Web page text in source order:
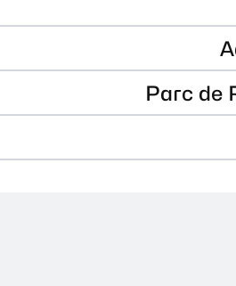
Parc de